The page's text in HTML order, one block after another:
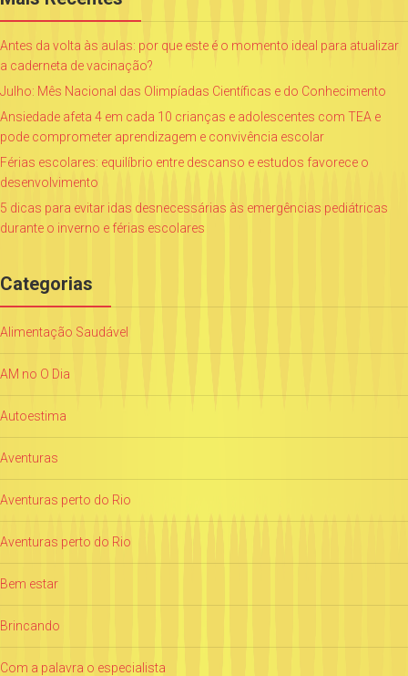
Antes da volta às aulas: por que este é o momento ideal para atualizar
a caderneta de vacinação?
Julho: Mês Nacional das Olimpíadas Científicas e do Conhecimento
Ansiedade afeta 4 em cada 10 crianças e adolescentes com TEA e
pode comprometer aprendizagem e convivência escolar
Férias escolares: equilíbrio entre descanso e estudos favorece o
desenvolvimento
5 dicas para evitar idas desnecessárias às emergências pediátricas
durante o inverno e férias escolares
Categorias
Alimentação Saudável
AM no O Dia
Autoestima
Aventuras
Aventuras perto do Rio
Aventuras perto do Rio
Bem estar
Brincando
Com a palavra o especialista